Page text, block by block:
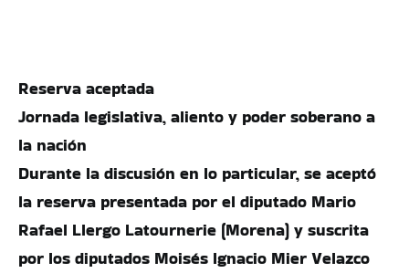
Reserva aceptada
Jornada legislativa, aliento y poder soberano a
la nación
Durante la discusión en lo particular, se aceptó
la reserva presentada por el diputado Mario
Rafael Llergo Latournerie (Morena) y suscrita
por los diputados Moisés Ignacio Mier Velazco